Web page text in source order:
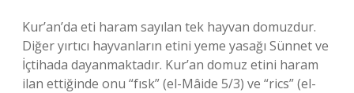
Kur’an’da eti haram sayılan tek hayvan domuzdur.
Diğer yırtıcı hayvanların etini yeme yasağı Sünnet ve
İçtihada dayanmaktadır. Kur’an domuz etini haram
ilan ettiğinde onu “fısk” (el-Mâide 5/3) ve “rics” (el-